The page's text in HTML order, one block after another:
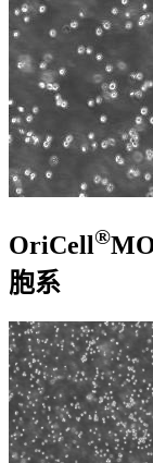
OriCell®
胞系